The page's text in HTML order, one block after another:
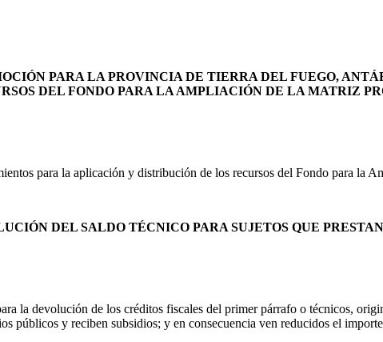
PARA LA PROVINCIA DE TIERRA DEL FUEGO,
DEL FONDO PARA LA AMPLIACIÓN DE LA MATRIZ
para la aplicación y distribución de los recursos del Fondo para
DEL SALDO TÉCNICO PARA SUJETOS QUE
la devolución de los créditos fiscales del primer párrafo o técnicos,
públicos y reciben subsidios; y en consecuencia ven reducidos el